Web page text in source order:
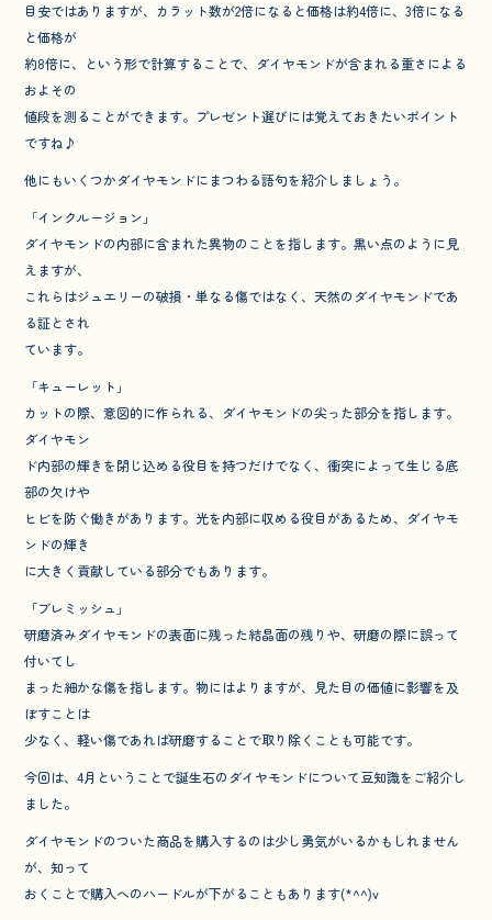
目安ではありますが、カラット数が2倍になると価格は約4倍に、3倍になる
と価格が
約8倍に、という形で計算することで、ダイヤモンドが含まれる重さによる
およその
値段を測ることができます。プレゼント選びには覚えておきたいポイント
ですね♪
他にもいくつかダイヤモンドにまつわる語句を紹介しましょう。
「インクルージョン」
ダイヤモンドの内部に含まれた異物のことを指します。黒い点のように見
えますが、
これらはジュエリーの破損・単なる傷ではなく、天然のダイヤモンドであ
る証とされ
ています。
「キューレット」
カットの際、意図的に作られる、ダイヤモンドの尖った部分を指します。
ダイヤモン
ド内部の輝きを閉じ込める役目を持つだけでなく、衝突によって生じる底
部の欠けや
ヒビを防ぐ働きがあります。光を内部に収める役目があるため、ダイヤモ
ンドの輝き
に大きく貢献している部分でもあります。
「ブレミッシュ」
研磨済みダイヤモンドの表面に残った結晶面の残りや、研磨の際に誤って
付いてし
まった細かな傷を指します。物にはよりますが、見た目の価値に影響を及
ぼすことは
少なく、軽い傷であれば研磨することで取り除くことも可能です。
今回は、4月ということで誕生石のダイヤモンドについて豆知識をご紹介し
ました。
ダイヤモンドのついた商品を購入するのは少し勇気がいるかもしれません
が、知って
おくことで購入へのハードルが下がることもあります(*^^)v